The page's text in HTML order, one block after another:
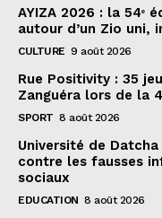
AYIZA 2026 : la 54ᵉ
autour d’un Zio uni,
CULTURE 9 août 2026
Rue Positivity : 35
Zanguéra lors de la
SPORT 8 août 2026
Université de
contre les fausses
sociaux
EDUCATION 8 août 2026